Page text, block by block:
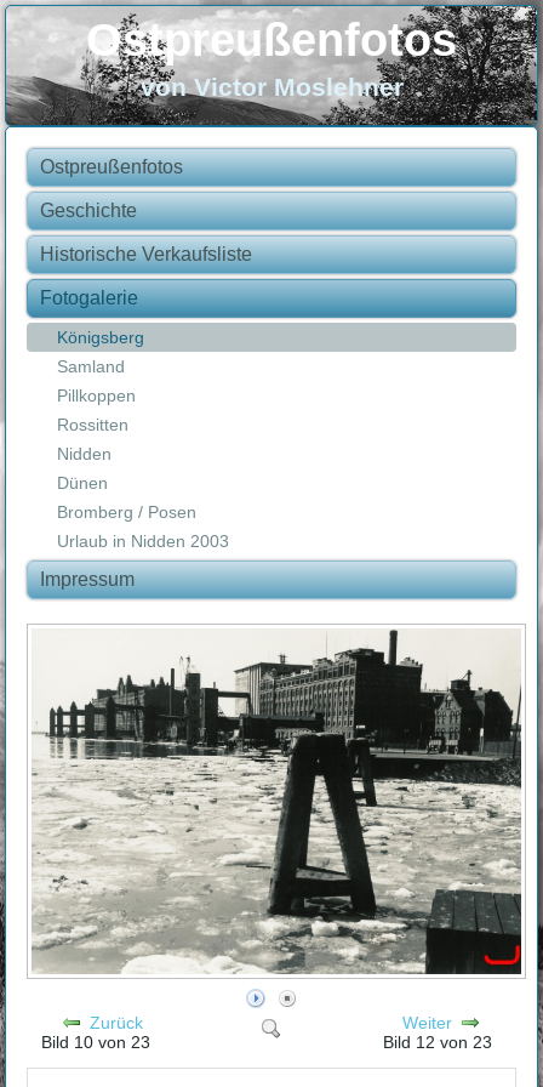
Ostpreußenfotos
von Victor Moslehner
Ostpreußenfotos
Geschichte
Historische Verkaufsliste
Fotogalerie
Königsberg
Samland
Pillkoppen
Rossitten
Nidden
Dünen
Bromberg / Posen
Urlaub in Nidden 2003
Impressum
Zurück
Bild 10 von 23
Weiter
Bild 12 von 23